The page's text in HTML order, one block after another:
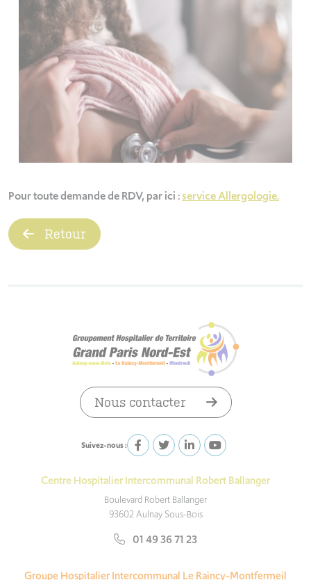
Pour toute demande de RDV, par ici :service Allergologie.
Retour
Suivez-nous :
Nous contacter
Centre Hospitalier Intercommunal Robert Ballanger
Boulevard Robert Ballanger
93602 Aulnay Sous-Bois
01 49 36 71 23
Groupe Hospitalier Intercommunal Le Raincy-Montfermeil